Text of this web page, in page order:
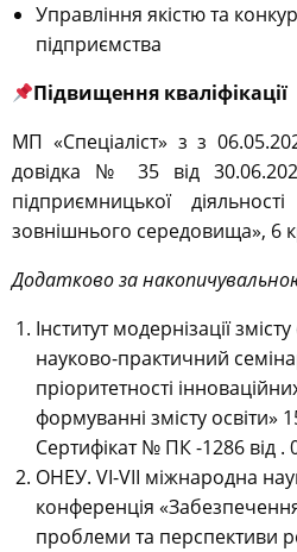
Управління якістю та
підприємства
Підвищення кваліфікації
МП «Спеціаліст» з з
довідка № 35 від
підприємницької
зовнішнього середовища», 6
Додатково за
Інститут модернізації
науково-практичний
пріоритетності
формуванні змісту освіти»
Сертифікат № ПК -1286 від .
ОНЕУ. VI-VII міжнародна
конференція
проблеми та перспективи